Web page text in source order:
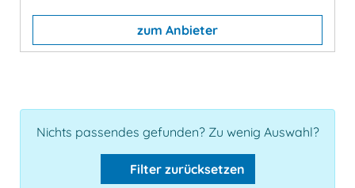
zum Anbieter
Nichts passendes gefunden? Zu wenig Auswahl?
Filter zurücksetzen